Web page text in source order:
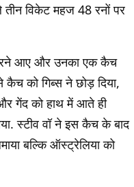
विकेट महज 48 रनों पर
आए और उनका एक कैच
को गिब्‍स ने छोड़ दिया,
गेंद को हाथ में आते ही
स्‍टीव वॉ ने इस कैच के बाद
बल्कि ऑस्‍ट्रेलिया को